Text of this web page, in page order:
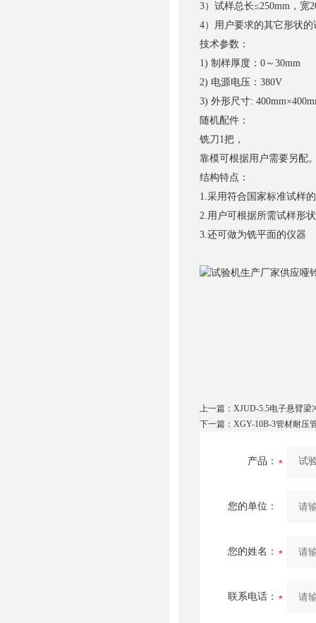
3）试样总长≤250mm，宽
4）用户要求的其它形状的
技术参数：
1) 制样厚度：0～30mm
2) 电源电压：380V
3) 外形尺寸:
随机配件：
铣刀1把，
靠模可根据用户需要另配
结构特点：
1.采用符合国家标准试样
2.用户可根据所需试样形
3.还可做为铣平面的仪器
上一篇： XJUD-5.5电子悬臂梁
下一篇： XGY-10B-3管材耐压
产品：
您的单位：
您的姓名：
联系电话：